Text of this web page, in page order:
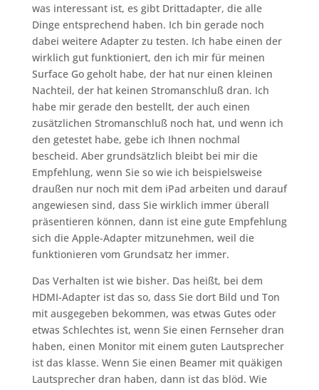
was interessant ist, es gibt Drittadapter, die alle
Dinge entsprechend haben. Ich bin gerade noch
dabei weitere Adapter zu testen. Ich habe einen der
wirklich gut funktioniert, den ich mir für meinen
Surface Go geholt habe, der hat nur einen kleinen
Nachteil, der hat keinen Stromanschluß dran. Ich
habe mir gerade den bestellt, der auch einen
zusätzlichen Stromanschluß noch hat, und wenn ich
den getestet habe, gebe ich Ihnen nochmal
bescheid. Aber grundsätzlich bleibt bei mir die
Empfehlung, wenn Sie so wie ich beispielsweise
draußen nur noch mit dem iPad arbeiten und darauf
angewiesen sind, dass Sie wirklich immer überall
präsentieren können, dann ist eine gute Empfehlung
sich die Apple-Adapter mitzunehmen, weil die
funktionieren vom Grundsatz her immer.
Das Verhalten ist wie bisher. Das heißt, bei dem
HDMI-Adapter ist das so, dass Sie dort Bild und Ton
mit ausgegeben bekommen, was etwas Gutes oder
etwas Schlechtes ist, wenn Sie einen Fernseher dran
haben, einen Monitor mit einem guten Lautsprecher
ist das klasse. Wenn Sie einen Beamer mit quäkigen
Lautsprecher dran haben, dann ist das blöd. Wie